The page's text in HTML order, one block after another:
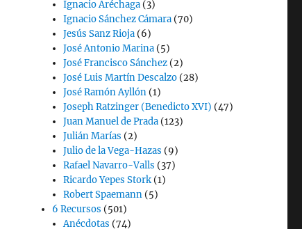
Ignacio Aréchaga (3)
Ignacio Sánchez Cámara (70)
Jesús Sanz Rioja (6)
José Antonio Marina (5)
José Francisco Sánchez (2)
José Luis Martín Descalzo (28)
José Ramón Ayllón (1)
Joseph Ratzinger (Benedicto XVI) (47)
Juan Manuel de Prada (123)
Julián Marías (2)
Julio de la Vega-Hazas (9)
Rafael Navarro-Valls (37)
Ricardo Yepes Stork (1)
Robert Spaemann (5)
6 Recursos (501)
Anécdotas (74)